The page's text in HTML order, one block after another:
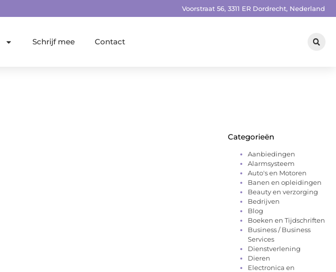
Voorstraat 56, 3311 ER Dordrecht, Nederland
Schrijf mee Contact
Categorieën
Aanbiedingen
Alarmsysteem
Auto's en Motoren
Banen en opleidingen
Beauty en verzorging
Bedrijven
Blog
Boeken en Tijdschriften
Business / Business
Services
Dienstverlening
Dieren
Electronica en